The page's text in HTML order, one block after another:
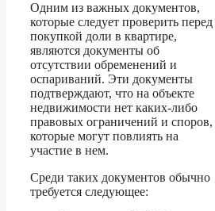
Одним из важных документов,
которые следует проверить перед
покупкой доли в квартире,
являются документы об
отсутствии обременений и
оспариваний. Эти документы
подтверждают, что на объекте
недвижимости нет каких-либо
правовых ограничений и споров,
которые могут повлиять на
участие в нем.
Среди таких документов обычно
требуется следующее: